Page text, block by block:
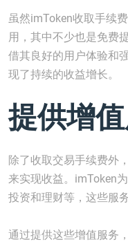
虽然imToken收取手续
用，其中不少也是免费
借其良好的用户体验和
现了持续的收益增长。
提供增
除了收取交易手续费外
来实现收益。imToken
投资和理财等，这些服
通过提供这些增值服务